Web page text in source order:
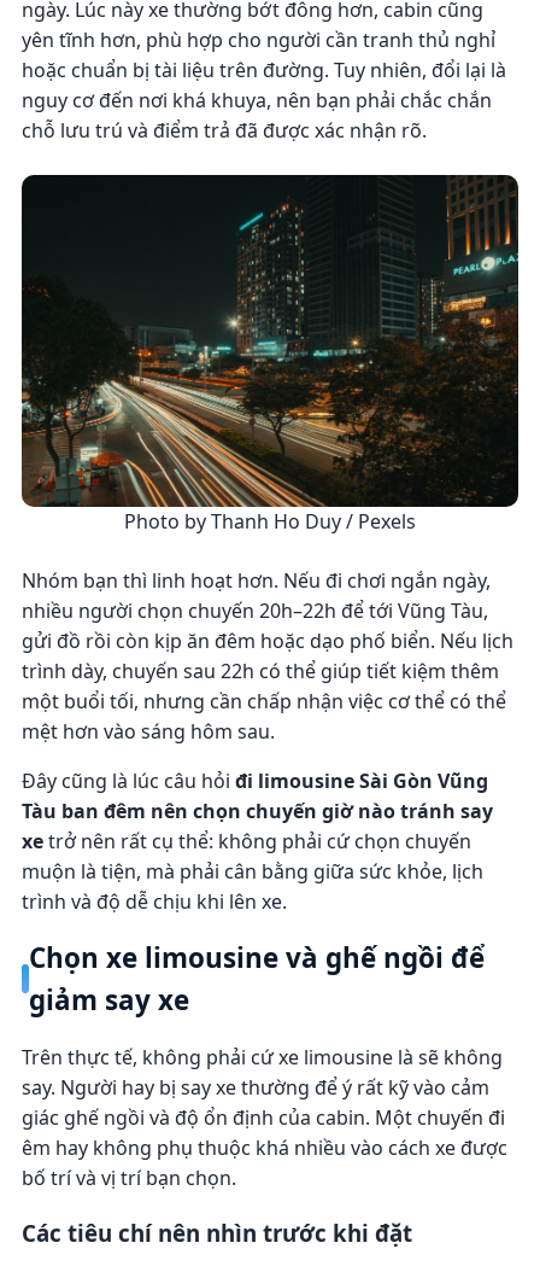
ngày. Lúc này xe thường bớt đông hơn, cabin cũng
yên tĩnh hơn, phù hợp cho người cần tranh thủ nghỉ
hoặc chuẩn bị tài liệu trên đường. Tuy nhiên, đổi lại là
nguy cơ đến nơi khá khuya, nên bạn phải chắc chắn
chỗ lưu trú và điểm trả đã được xác nhận rõ.
Photo by Thanh Ho Duy / Pexels
Nhóm bạn thì linh hoạt hơn. Nếu đi chơi ngắn ngày,
nhiều người chọn chuyến 20h–22h để tới Vũng Tàu,
gửi đồ rồi còn kịp ăn đêm hoặc dạo phố biển. Nếu lịch
trình dày, chuyến sau 22h có thể giúp tiết kiệm thêm
một buổi tối, nhưng cần chấp nhận việc cơ thể có thể
mệt hơn vào sáng hôm sau.
Đây cũng là lúc câu hỏi đi limousine Sài Gòn Vũng
Tàu ban đêm nên chọn chuyến giờ nào tránh say
xetrở nên rất cụ thể: không phải cứ chọn chuyến
muộn là tiện, mà phải cân bằng giữa sức khỏe, lịch
trình và độ dễ chịu khi lên xe.
Chọn xe limousine và ghế ngồi để
giảm say xe
Trên thực tế, không phải cứ xe limousine là sẽ không
say. Người hay bị say xe thường để ý rất kỹ vào cảm
giác ghế ngồi và độ ổn định của cabin. Một chuyến đi
êm hay không phụ thuộc khá nhiều vào cách xe được
bố trí và vị trí bạn chọn.
Các tiêu chí nên nhìn trước khi đặt